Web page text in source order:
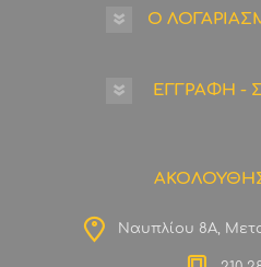
Ο
ΕΓΓΡΑΦΗ -
Ναυπλίου 8Α,